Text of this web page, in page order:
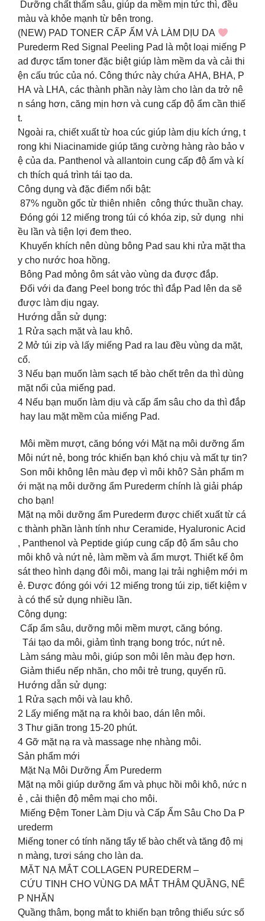
Dưỡng chất thấm sâu, giúp da mềm mịn tức thì, đều
màu và khỏe mạnh từ bên trong.
(NEW) PAD TONER CẤP ẨM VÀ LÀM DỊU DA
Purederm Red Signal Peeling Pad là một loại miếng P
ad được tẩm toner đặc biệt giúp làm mềm da và cải thi
ện cấu trúc của nó. Công thức này chứa AHA, BHA, P
HA và LHA, các thành phần này làm cho làn da trở nê
n sáng hơn, căng mịn hơn và cung cấp độ ẩm cần thiế
t.
Ngoài ra, chiết xuất từ hoa cúc giúp làm dịu kích ứng, t
rong khi Niacinamide giúp tăng cường hàng rào bảo v
ệ của da. Panthenol và allantoin cung cấp độ ẩm và kí
ch thích quá trình tái tạo da.
Công dụng và đặc điểm nổi bật:
87% nguồn gốc từ thiên nhiên công thức thuần chay.
Đóng gói 12 miếng trong túi có khóa zip, sử dụng nhi
ều lần và tiện lợi đem theo.
Khuyến khích nên dùng bông Pad sau khi rửa mặt tha
y cho nước hoa hồng.
Bông Pad mỏng ôm sát vào vùng da được đắp.
Đối với da đang Peel bong tróc thì đắp Pad lên da sẽ
được làm dịu ngay.
Hướng dẫn sử dụng:
1️ Rửa sạch mặt và lau khô.
2️ Mở túi zip và lấy miếng Pad ra lau đều vùng da mặt,
cổ.
3️ Nếu bạn muốn làm sạch tế bào chết trên da thì dùng
mặt nổi của miếng pad.
4️ Nếu bạn muốn làm dịu và cấp ẩm sâu cho da thì đắp
hay lau mặt mềm của miếng Pad.
Môi mềm mượt, căng bóng với Mặt nạ môi dưỡng ẩm
Môi nứt nẻ, bong tróc khiến bạn khó chịu và mất tự tin?
Son môi không lên màu đẹp vì môi khô? Sản phẩm m
ới mặt nạ môi dưỡng ẩm Purederm chính là giải pháp
cho bạn!
Mặt nạ môi dưỡng ẩm Purederm được chiết xuất từ cá
c thành phần lành tính như Ceramide, Hyaluronic Acid
, Panthenol và Peptide giúp cung cấp độ ẩm sâu cho
môi khô và nứt nẻ, làm mềm và ẩm mượt. Thiết kế ôm
sát theo hình dạng đôi môi, mang lại trải nghiệm mới m
ẻ. Được đóng gói với 12 miếng trong túi zip, tiết kiệm v
à có thể sử dụng nhiều lần.
Công dụng:
Cấp ẩm sâu, dưỡng môi mềm mượt, căng bóng.
Tái tạo da môi, giảm tình trạng bong tróc, nứt nẻ.
Làm sáng màu môi, giúp son môi lên màu đẹp hơn.
Giảm thiểu nếp nhăn, cho môi trẻ trung, quyến rũ.
Hướng dẫn sử dụng:
1️ Rửa sạch môi và lau khô.
2️ Lấy miếng mặt nạ ra khỏi bao, dán lên môi.
3️ Thư giãn trong 15-20 phút.
4️ Gỡ mặt nạ ra và massage nhẹ nhàng môi.
Sản phẩm mới
Mặt Nạ Môi Dưỡng Ẩm Purederm
Mặt nạ môi giúp dưỡng ẩm và phục hồi môi khô, nức n
ẻ , cải thiện độ mêm mại cho môi.
Miếng Đệm Toner Làm Dịu và Cấp Ẩm Sâu Cho Da P
urederm
Miếng toner có tính năng tẩy tế bào chết và tăng độ mị
n màng, tươi sáng cho làn da.
️ MẶT NẠ MẮT COLLAGEN PUREDERM –
CỨU TINH CHO VÙNG DA MẮT THÂM QUẦNG, NẾ
P NHĂN
Quầng thâm, bọng mắt to khiến bạn trông thiếu sức số